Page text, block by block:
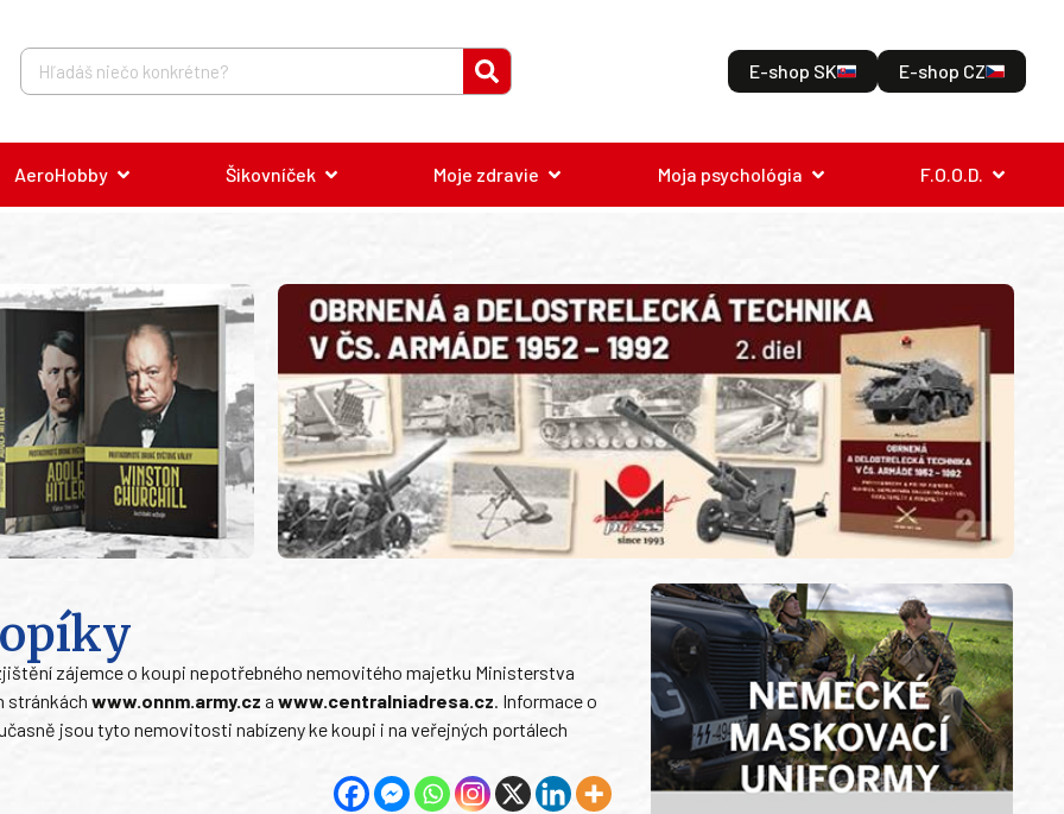
E-shop SK E-shop CZ
AeroHobby Šikovníček Moje zdravie Moja psychológia F.O.O.D.
zájemce o koupi nepotřebného nemovitého majetku Ministerstva
stránkách www.onnm.army.cz a www.centralniadresa.cz. Informace o
jsou tyto nemovitosti nabízeny ke koupi i na veřejných portálech